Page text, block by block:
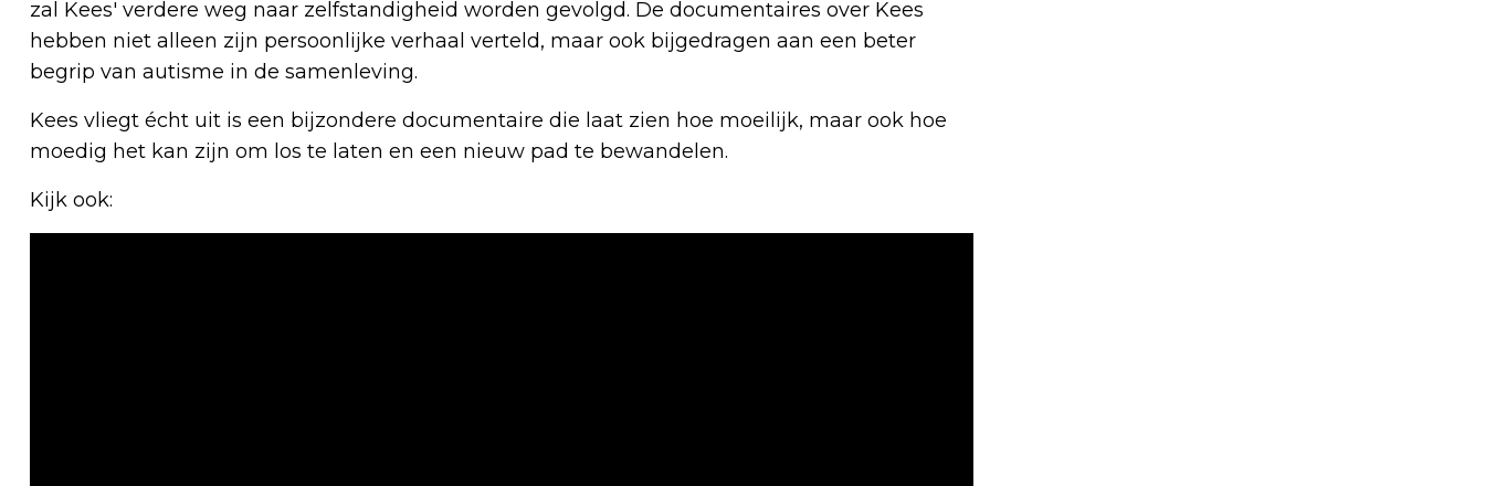
zal Kees' verdere weg naar zelfstandigheid worden gevolgd. De documentaires over Kees
hebben niet alleen zijn persoonlijke verhaal verteld, maar ook bijgedragen aan een beter
begrip van autisme in de samenleving.
Kees vliegt écht uit is een bijzondere documentaire die laat zien hoe moeilijk, maar ook hoe
moedig het kan zijn om los te laten en een nieuw pad te bewandelen.
Kijk ook: